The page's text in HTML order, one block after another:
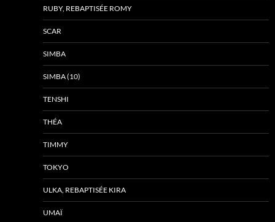
RUBY, REBAPTISÉE ROMY
SCAR
SIMBA
SIMBA (10)
TENSHI
THÉA
TIMMY
TOKYO
ULKA, REBAPTISÉE KIRA
UMAÏ